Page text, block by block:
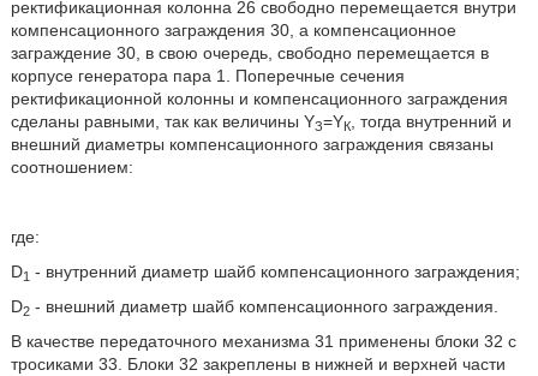
ректификационная колонна 26 свободно перемещается внутри
компенсационного заграждения 30, а компенсационное
заграждение 30, в свою очередь, свободно перемещается в
корпусе генератора пара 1. Поперечные сечения
ректификационной колонны и компенсационного заграждения
сделаны равными, так как величины YЗ=YК, тогда внутренний и
внешний диаметры компенсационного заграждения связаны
соотношением:
где:
D1 - внутренний диаметр шайб компенсационного заграждения;
D2- внешний диаметр шайб компенсационного заграждения.
В качестве передаточного механизма 31 применены блоки 32 с
тросиками 33. Блоки 32 закреплены в нижней и верхней части